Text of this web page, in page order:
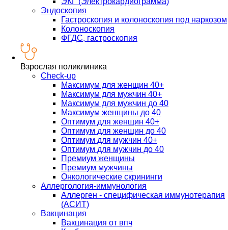
Эндоскопия
Гастроскопия и колоноскопия под наркозом
Колоноскопия
ФГДС, гастроскопия
Взрослая поликлиника
Check-up
Максимум для женщин 40+
Максимум для мужчин 40+
Максимум для мужчин до 40
Максимум женщины до 40
Оптимум для женщин 40+
Оптимум для женщин до 40
Оптимум для мужчин 40+
Оптимум для мужчин до 40
Премиум женщины
Премиум мужчины
Онкологические скрининги
Аллергология-иммунология
Аллерген - специфическая иммунотерапия
(АСИТ)
Вакцинация
Вакцинация от впч